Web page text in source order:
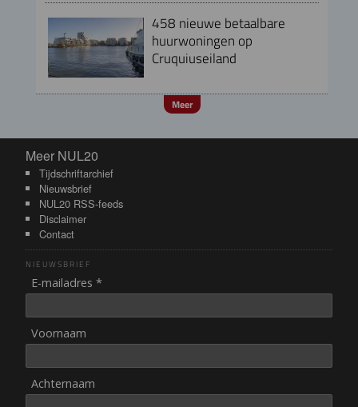
458 nieuwe betaalbare
huurwoningen op
Cruquiuseiland
Meer
Meer NUL20
Meer NUL20
Tijdschriftarchief
Nieuwsbrief
NUL20 RSS-feeds
Disclaimer
Contact
NIEUWSBRIEF
E-mailadres *
Voornaam
Achternaam